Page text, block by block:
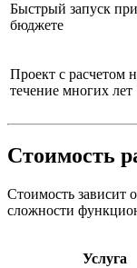
Быстрый запуск
бюджете
Проект с расчетом
течение многих лет
Стоимость
Стоимость зависит
сложности
Услуга